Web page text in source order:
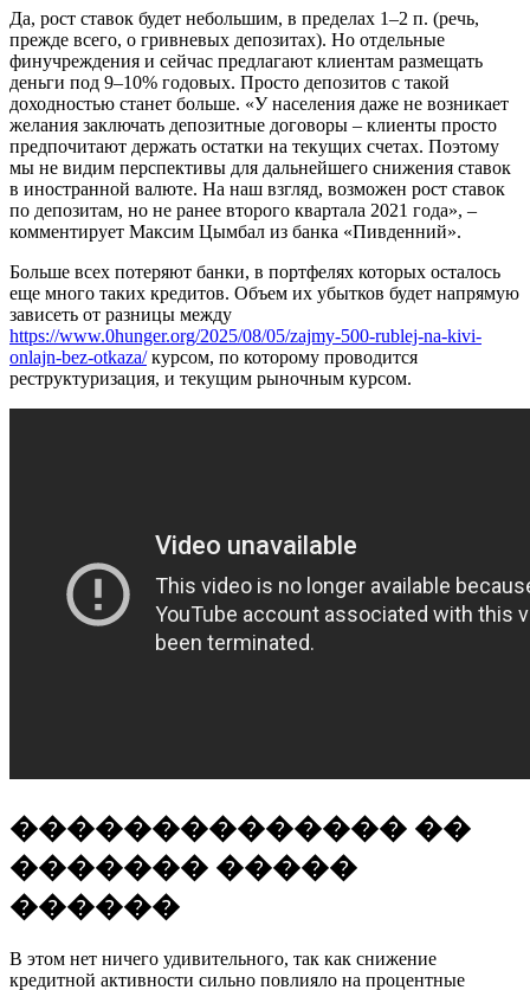
Да, рост ставок будет небольшим, в пределах 1–2 п. (речь,
прежде всего, о гривневых депозитах). Но отдельные
финучреждения и сейчас предлагают клиентам размещать
деньги под 9–10% годовых. Просто депозитов с такой
доходностью станет больше. «У населения даже не возникает
желания заключать депозитные договоры – клиенты просто
предпочитают держать остатки на текущих счетах. Поэтому
мы не видим перспективы для дальнейшего снижения ставок
в иностранной валюте. На наш взгляд, возможен рост ставок
по депозитам, но не ранее второго квартала 2021 года», –
комментирует Максим Цымбал из банка «Пивденний».
Больше всех потеряют банки, в портфелях которых осталось
еще много таких кредитов. Объем их убытков будет напрямую
зависеть от разницы между
https://www.0hunger.org/2025/08/05/zajmy-500-rublej-na-kivi-
onlajn-bez-otkaza/курсом, по которому проводится
реструктуризация, и текущим рыночным курсом.
�������������� ��
������� �����
������
В этом нет ничего удивительного, так как снижение
кредитной активности сильно повлияло на процентные